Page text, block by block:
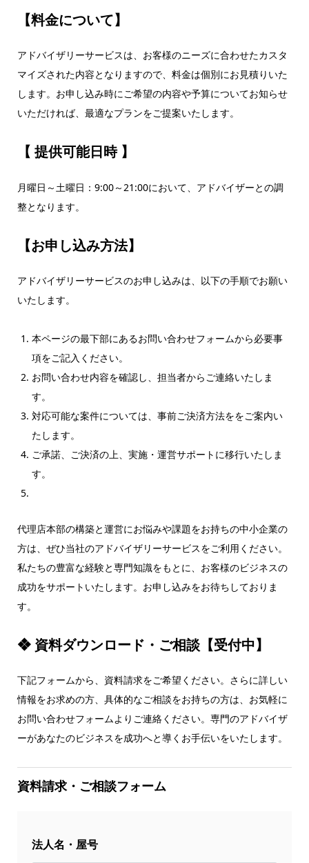
【料金について】
アドバイザリーサービスは、お客様のニーズに合わせたカスタ
マイズされた内容となりますので、料金は個別にお見積りいた
します。お申し込み時にご希望の内容や予算についてお知らせ
いただければ、最適なプランをご提案いたします。
【 提供可能日時 】
月曜日～土曜日：9:00～21:00において、アドバイザーとの調
整となります。
【お申し込み方法】
アドバイザリーサービスのお申し込みは、以下の手順でお願い
いたします。
本ページの最下部にあるお問い合わせフォームから必要事
項をご記入ください。
お問い合わせ内容を確認し、担当者からご連絡いたしま
す。
対応可能な案件については、事前ご決済方法ををご案内い
たします。
ご承諾、ご決済の上、実施・運営サポートに移行いたしま
す。
代理店本部の構築と運営にお悩みや課題をお持ちの中小企業の
方は、ぜひ当社のアドバイザリーサービスをご利用ください。
私たちの豊富な経験と専門知識をもとに、お客様のビジネスの
成功をサポートいたします。お申し込みをお待ちしておりま
す。
❖ 資料ダウンロード・ご相談【受付中】
下記フォームから、資料請求をご希望ください。さらに詳しい
情報をお求めの方、具体的なご相談をお持ちの方は、お気軽に
お問い合わせフォームよりご連絡ください。専門のアドバイザ
ーがあなたのビジネスを成功へと導くお手伝いをいたします。
資料請求・ご相談フォーム
法人名・屋号